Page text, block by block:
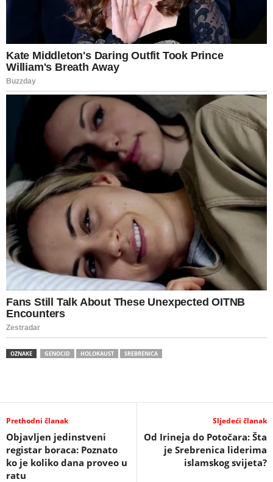
OZNAKE GENOCID HOLOKAUST SREBRENICA
Prethodni članak
Objavljen jedinstveni
registar boraca: Poznato
ko je koliko dana proveo u
ratu
Sljedeći članak
Od Irineja do Potočara: Šta
je Srebrenica liderima
islamskog svijeta?